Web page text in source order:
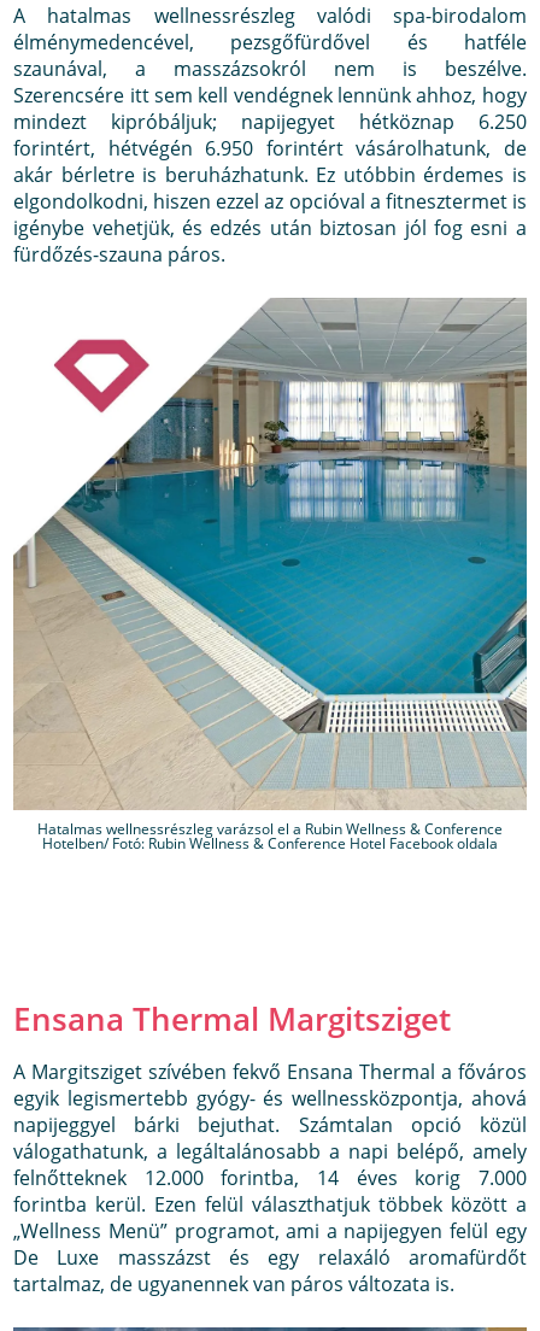
A hatalmas wellnessrészleg valódi spa-birodalom
élménymedencével, pezsgőfürdővel és hatféle
szaunával, a masszázsokról nem is beszélve.
Szerencsére itt sem kell vendégnek lennünk ahhoz, hogy
mindezt kipróbáljuk; napijegyet hétköznap 6.250
forintért, hétvégén 6.950 forintért vásárolhatunk, de
akár bérletre is beruházhatunk. Ez utóbbin érdemes is
elgondolkodni, hiszen ezzel az opcióval a fitnesztermet is
igénybe vehetjük, és edzés után biztosan jól fog esni a
fürdőzés-szauna páros.
Hatalmas wellnessrészleg varázsol el a Rubin Wellness & Conference
Hotelben/ Fotó: Rubin Wellness & Conference Hotel Facebook oldala
Ensana Thermal Margitsziget
A Margitsziget szívében fekvő Ensana Thermal a főváros
egyik legismertebb gyógy- és wellnessközpontja, ahová
napijeggyel bárki bejuthat. Számtalan opció közül
válogathatunk, a legáltalánosabb a napi belépő, amely
felnőtteknek 12.000 forintba, 14 éves korig 7.000
forintba kerül. Ezen felül választhatjuk többek között a
„Wellness Menü” programot, ami a napijegyen felül egy
De Luxe masszázst és egy relaxáló aromafürdőt
tartalmaz, de ugyanennek van páros változata is.